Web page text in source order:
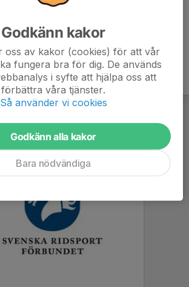
Godkänn kakor
oss av kakor (cookies) för att vår
fungera bra för dig. De används
i syfte att hjälpa oss att
förbättra våra tjänster.
Så använder vi cookies
Godkänn alla kakor
Bara nödvändiga